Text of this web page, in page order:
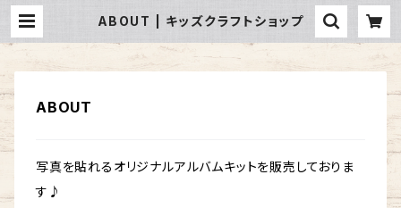
ABOUT | キッズクラフトショップ
ABOUT
写真を貼れるオリジナルアルバムキットを販売しておりま
す♪